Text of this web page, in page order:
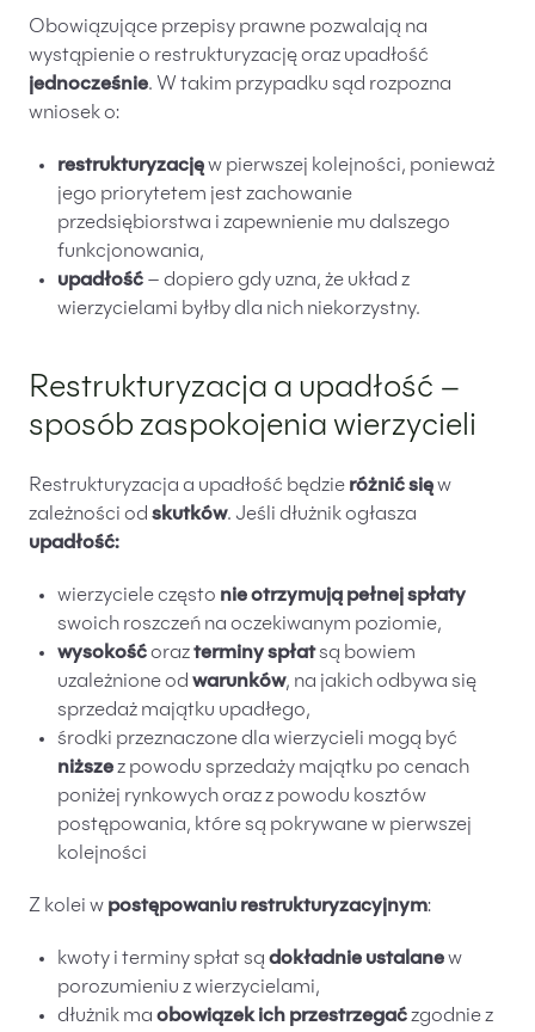
Obowiązujące przepisy prawne pozwalają na
wystąpienie o restrukturyzację oraz upadłość
jednocześnie. W takim przypadku sąd rozpozna
wniosek o:
restrukturyzacjęw pierwszej kolejności, ponieważ
jego priorytetem jest zachowanie
przedsiębiorstwa i zapewnienie mu dalszego
funkcjonowania,
upadłość – dopiero gdy uzna, że układ z
wierzycielami byłby dla nich niekorzystny.
Restrukturyzacja a upadłość –
sposób zaspokojenia wierzycieli
Restrukturyzacja a upadłość będzie różnić sięw
zależności od skutków. Jeśli dłużnik ogłasza
upadłość:
wierzyciele często nie otrzymują pełnej spłaty
swoich roszczeń na oczekiwanym poziomie,
wysokośćorazterminy spłatsą bowiem
uzależnione od warunków, na jakich odbywa się
sprzedaż majątku upadłego,
środki przeznaczone dla wierzycieli mogą być
niższez powodu sprzedaży majątku po cenach
poniżej rynkowych oraz z powodu kosztów
postępowania, które są pokrywane w pierwszej
kolejności
Z kolei w postępowaniu restrukturyzacyjnym:
kwoty i terminy spłat są dokładnie ustalanew
porozumieniu z wierzycielami,
dłużnik ma obowiązek ich przestrzegaćzgodnie z